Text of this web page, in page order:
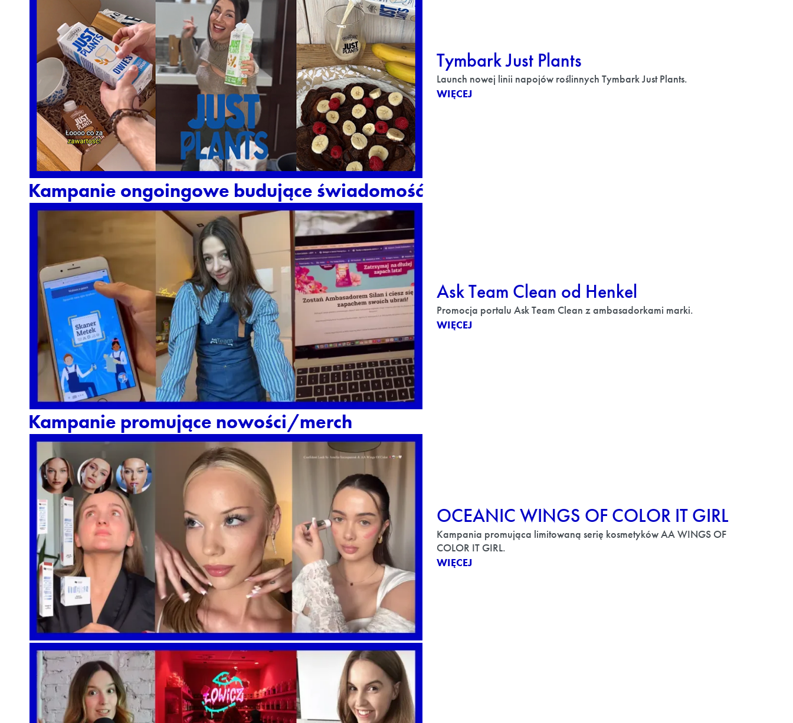
Tymbark Just Plants
Launch nowej linii napojów roślinnych Tymbark Just Plants.
WIĘCEJ
Kampanie ongoingowe budujące świadomość
Ask Team Clean od Henkel
Promocja portalu Ask Team Clean z ambasadorkami marki.
WIĘCEJ
Kampanie promujące nowości/merch
OCEANIC WINGS OF COLOR IT GIRL
Kampania promująca limitowaną serię kosmetyków AA WINGS OF
COLOR IT GIRL.
WIĘCEJ